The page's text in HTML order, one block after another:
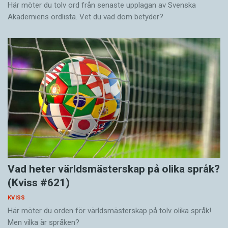
Här möter du tolv ord från senaste upplagan av Svenska
Akademiens ordlista. Vet du vad dom betyder?
Vad heter världsmästerskap på olika språk?
(Kviss #621)
KVISS
Här möter du orden för världsmästerskap på tolv olika språk!
Men vilka är språken?